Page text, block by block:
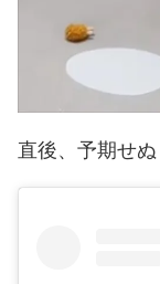
直後、予期せ